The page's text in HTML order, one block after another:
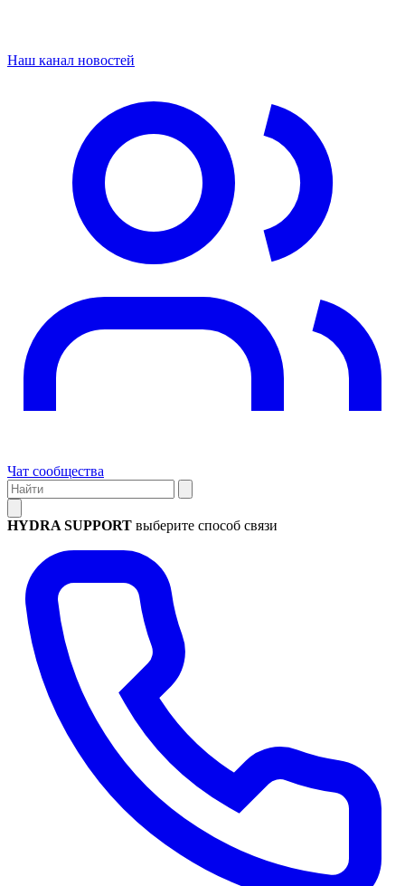
Наш канал новостей
Чат сообщества
HYDRA SUPPORT выберите способ связи